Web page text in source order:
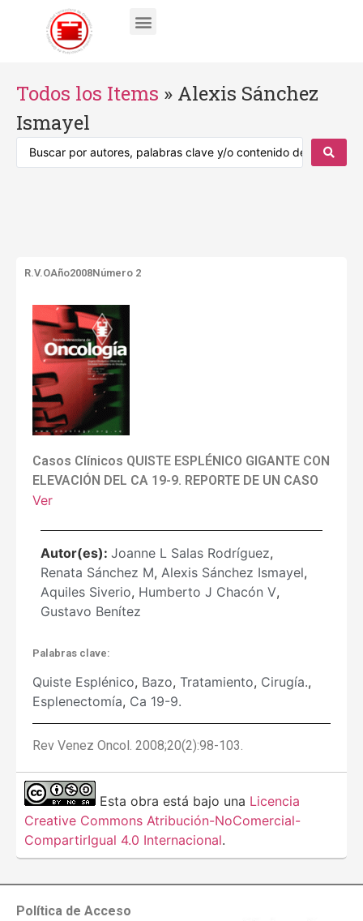
Todos los Items » Alexis Sánchez
Ismayel
R.V.OAño2008Número 2
Casos Clínicos QUISTE ESPLÉNICO GIGANTE CON
ELEVACIÓN DEL CA 19-9. REPORTE DE UN CASO
Ver
Autor(es): Joanne L Salas Rodríguez,
Renata Sánchez M, Alexis Sánchez Ismayel,
Aquiles Siverio, Humberto J Chacón V,
Gustavo Benítez
Palabras clave:
Quiste Esplénico, Bazo, Tratamiento, Cirugía.,
Esplenectomía, Ca 19-9.
Rev Venez Oncol. 2008;20(2):98-103.
Esta obra está bajo una Licencia
Creative Commons Atribución-NoComercial-
CompartirIgual 4.0 Internacional.
Política de Acceso